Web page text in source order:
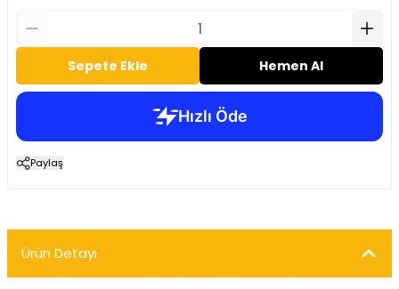
Sepete Ekle Hemen Al
Paylaş
Ürün Detayı